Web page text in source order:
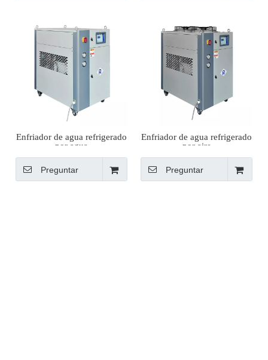
Enfriador de agua refrigerado
por agua
Preguntar
Enfriador de agua refrigerado
por aire
Preguntar